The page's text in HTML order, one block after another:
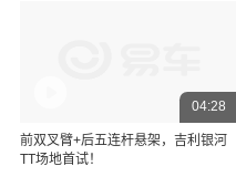
04:28
前双叉臂+后五连杆悬架，吉利银河
TT场地首试！